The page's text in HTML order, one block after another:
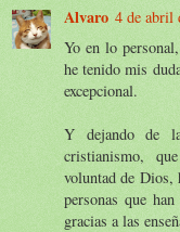
Alvaro 4 de abril
Yo en lo
he tenido mis
excepcional.
Y dejando de
cristianismo,
voluntad de Dios,
personas que
gracias a las